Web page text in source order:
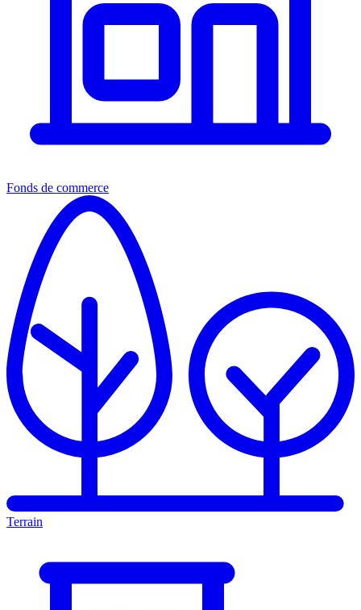
Fonds de commerce
Terrain